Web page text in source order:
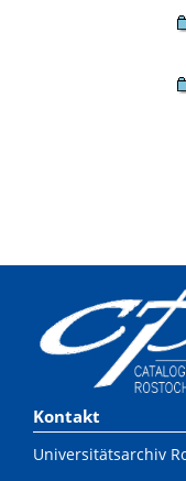
Kontakt
Universitätsarchiv